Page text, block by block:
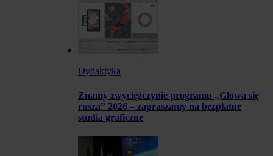
Dydaktyka
Znamy zwyciężczynie programu „Głowa się
rusza” 2026 – zapraszamy na bezpłatne
studia graficzne